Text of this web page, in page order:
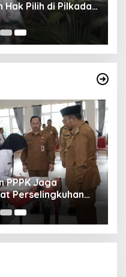
Hak Pilih di Pilkada
PPPK Jaga
Perselingkuhan